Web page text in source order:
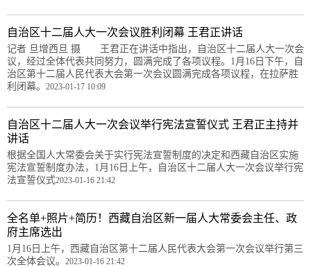
自治区十二届人大一次会议胜利闭幕 王君正讲话
记者 旦增西旦 摄 王君正在讲话中指出，自治区十二届人大一次会
议，经过全体代表共同努力，圆满完成了各项议程。1月16日下午，自
治区第十二届人民代表大会第一次会议圆满完成各项议程，在拉萨胜
利闭幕。 2023-01-17 10:09
自治区十二届人大一次会议举行宪法宣誓仪式 王君正主持并
讲话
根据全国人大常委会关于实行宪法宣誓制度的决定和西藏自治区实施
宪法宣誓制度办法，1月16日上午，自治区十二届人大一次会议举行宪
法宣誓仪式2023-01-16 21:42
全名单+照片+简历！西藏自治区新一届人大常委会主任、政
府主席选出
1月16日上午，西藏自治区第十二届人民代表大会第一次会议举行第三
次全体会议。 2023-01-16 21:42